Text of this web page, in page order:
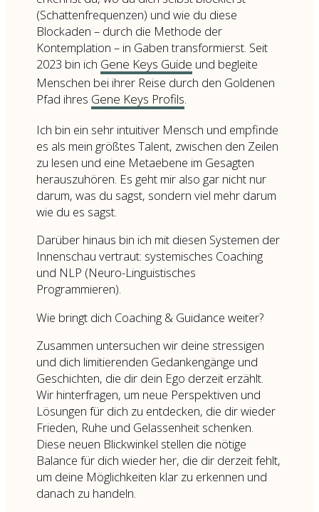
(Schattenfrequenzen) und wie du diese
Blockaden – durch die Methode der
Kontemplation – in Gaben transformierst. Seit
2023 bin ich Gene Keys Guide und begleite
Menschen bei ihrer Reise durch den Goldenen
Pfad ihres Gene Keys Profils.
Ich bin ein sehr intuitiver Mensch und empfinde
es als mein größtes Talent, zwischen den Zeilen
zu lesen und eine Metaebene im Gesagten
herauszuhören. Es geht mir also gar nicht nur
darum, was du sagst, sondern viel mehr darum
wie du es sagst.
Darüber hinaus bin ich mit diesen Systemen der
Innenschau vertraut: systemisches Coaching
und NLP (Neuro-Linguistisches
Programmieren).
Wie bringt dich Coaching & Guidance weiter?
Zusammen untersuchen wir deine stressigen
und dich limitierenden Gedankengänge und
Geschichten, die dir dein Ego derzeit erzählt.
Wir hinterfragen, um neue Perspektiven und
Lösungen für dich zu entdecken, die dir wieder
Frieden, Ruhe und Gelassenheit schenken.
Diese neuen Blickwinkel stellen die nötige
Balance für dich wieder her, die dir derzeit fehlt,
um deine Möglichkeiten klar zu erkennen und
danach zu handeln.